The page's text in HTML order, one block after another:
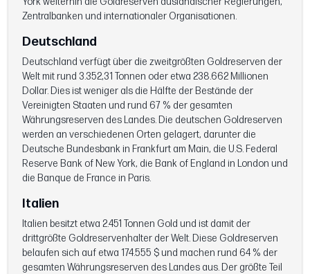
Zentralbanken und internationaler Organisationen.
Deutschland
Deutschland verfügt über die zweitgrößten Goldreserven der
Welt mit rund 3.352,31 Tonnen oder etwa 238.662 Millionen
Dollar. Dies ist weniger als die Hälfte der Bestände der
Vereinigten Staaten und rund 67 % der gesamten
Währungsreserven des Landes. Die deutschen Goldreserven
werden an verschiedenen Orten gelagert, darunter die
Deutsche Bundesbank in Frankfurt am Main, die U.S. Federal
Reserve Bank of New York, die Bank of England in London und
die Banque de France in Paris.
Italien
Italien besitzt etwa 2.451 Tonnen Gold und ist damit der
drittgrößte Goldreservenhalter der Welt. Diese Goldreserven
belaufen sich auf etwa 174.555 $ und machen rund 64 % der
gesamten Währungsreserven des Landes aus. Der größte Teil